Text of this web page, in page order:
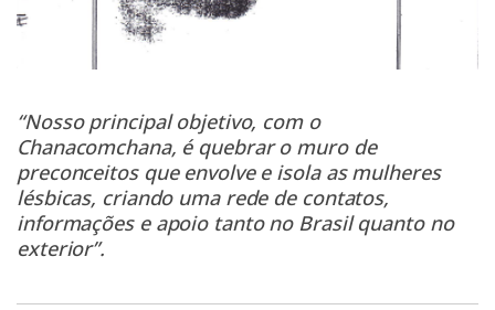
“Nosso principal objetivo, com o
Chanacomchana, é quebrar o muro de
preconceitos que envolve e isola as mulheres
lésbicas, criando uma rede de contatos,
informações e apoio tanto no Brasil quanto no
exterior”.